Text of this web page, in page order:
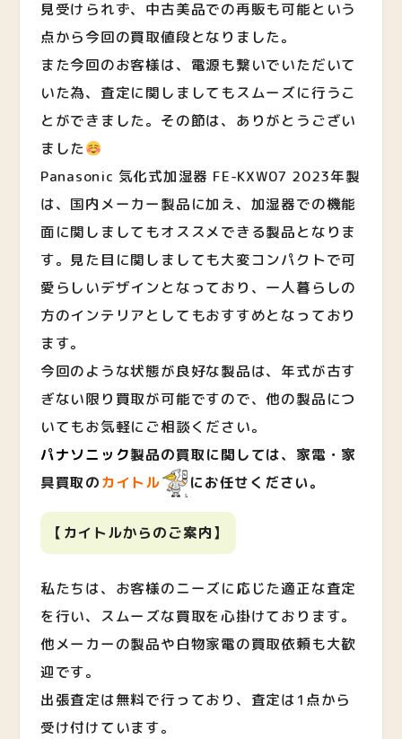
見受けられず、中古美品での再販も可能という
点から今回の買取値段となりました。
また今回のお客様は、電源も繋いでいただいて
いた為、査定に関しましてもスムーズに行うこ
とができました。その節は、ありがとうござい
ました
Panasonic 気化式加湿器 FE-KXW07 2023年製
は、国内メーカー製品に加え、加湿器での機能
面に関しましてもオススメできる製品となりま
す。見た目に関しましても大変コンパクトで可
愛らしいデザインとなっており、一人暮らしの
方のインテリアとしてもおすすめとなっており
ます。
今回のような状態が良好な製品は、年式が古す
ぎない限り買取が可能ですので、他の製品につ
いてもお気軽にご相談ください。
パナソニック製品の買取に関しては、家電・家
具買取のカイトル にお任せください。
【カイトルからのご案内】
私たちは、お客様のニーズに応じた適正な査定
を行い、スムーズな買取を心掛けております。
他メーカーの製品や白物家電の買取依頼も大歓
迎です。
出張査定は無料で行っており、査定は1点から
受け付けています。